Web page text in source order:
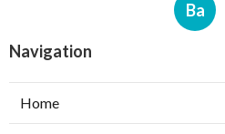
Ba
Navigation
Home